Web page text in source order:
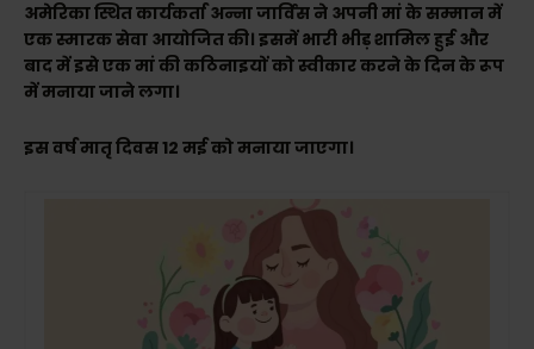
अमेरिका स्थित कार्यकर्ता अन्ना जार्विस ने अपनी मां के सम्मान में
एक स्मारक सेवा आयोजित की। इसमें भारी भीड़ शामिल हुई और
बाद में इसे एक मां की कठिनाइयों को स्वीकार करने के दिन के रूप
में मनाया जाने लगा।
इस वर्ष मातृ दिवस 12 मई को मनाया जाएगा।